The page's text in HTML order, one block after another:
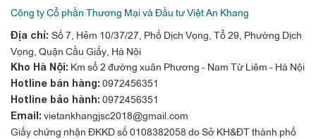
Công ty Cổ phần Thương Mại và Đầu tư Việt An Khang
Địa chỉ: Số 7, Hẻm 10/37/27, Phố Dịch Vọng, Tổ 29, Phường Dịch
Vọng, Quận Cầu Giấy, Hà Nội
Kho Hà Nội: Km số 2 đường xuân Phương - Nam Từ Liêm - Hà Nội
Hotline bán hàng: 0972456351
Hotline bảo hành: 0972456351
Email: vietankhangjsc2018@gmail.com
Giấy chứng nhận ĐKKD số 0108382058 do Sở KH&ĐT thành phố